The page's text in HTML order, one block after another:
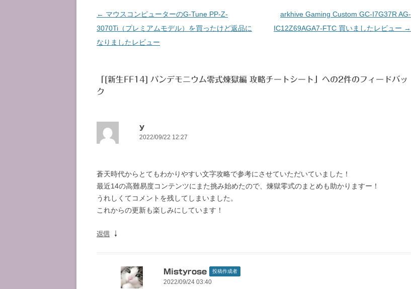
投
稿
ナ
ー
← マウスコンピューターのG-Tune PP-Z-
3070Ti（プレミアムモデル）を買ったけど返品に
なりましたレビュー
arkhive Gaming Custom GC-I7G37R AG-
IC12Z69AGA7-FTC 買いましたレビュー →
[新生FF14] パンデモニウム零式煉獄編 攻略チートシート
」への2件のフィードバッ
ク
y
2022/09/22 12:27
蒼天時代からとてもわかりやすい文字攻略で参考にさせていただいていました！
最近14の高難易度コンテンツにまた挑み始めたので、煉獄零式のまとめも助かりますー！
うれしくてコメントを残してしまいました。
これからの更新も楽しみにしています！
返信 ↓
Mistyrose 投稿作成者
2022/09/24 03:40